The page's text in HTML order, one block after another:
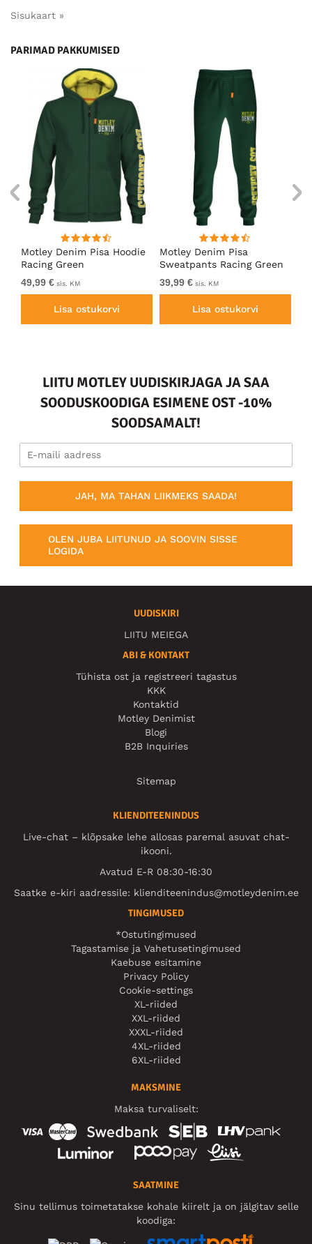
Sisukaart »
PARIMAD PAKKUMISED
Motley Denim Pisa Hoodie
Racing Green
49,99 € sis. KM
Lisa ostukorvi
Motley Denim Pisa
Sweatpants Racing Green
39,99 € sis. KM
Lisa ostukorvi
LIITU MOTLEY UUDISKIRJAGA JA SAA
SOODUSKOODIGA ESIMENE OST -10%
SOODSAMALT!
JAH, MA TAHAN LIIKMEKS SAADA!
OLEN JUBA LIITUNUD JA SOOVIN SISSE
LOGIDA
UUDISKIRI
LIITU MEIEGA
ABI & KONTAKT
Tühista ost ja registreeri tagastus
KKK
Kontaktid
Motley Denimist
Blogi
B2B Inquiries
Sitemap
KLIENDITEENINDUS
Live-chat – klõpsake lehe allosas paremal asuvat chat-
ikooni.
Avatud E-R 08:30-16:30
Saatke e-kiri aadressile: klienditeenindus@motleydenim.ee
TINGIMUSED
*Ostutingimused
Tagastamise ja Vahetusetingimused
Kaebuse esitamine
Privacy Policy
Cookie-settings
XL-riided
XXL-riided
XXXL-riided
4XL-riided
6XL-riided
MAKSMINE
Maksa turvaliselt:
SAATMINE
Sinu tellimus toimetatakse kohale kiirelt ja on jälgitav selle
koodiga: